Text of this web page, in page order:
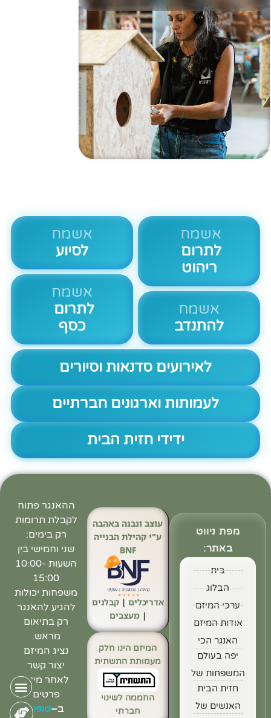
אשמח
לתרום
ריהוט
אשמח
להתנדב
אשמח
לסיוע
אשמח
לתרום
כסף
לאירועים סדנאות וסיורים
לעמותות וארגונים חברתיים
ידידי חזית הבית
מפת ניווט
באתר:
בית
הבלוג
ערכי המיזם
אודות המיזם
האנגר הכי
יפה בעולם
המשפחות של
חזית הבית
האנשים של
ההאנגר פתוח
לקבלת תרומות
רק בימים:
שני וחמישי בין
השעות 10:00-
15:00
משפחות יכולות
להגיע להאנגר
רק בתיאום
מראש.
נציג המיזם
יצור קשר
לאחר מילוי
פרטים
ב–טופס
עוצב ונבנה באהבה
ע"י קהילת הבנייה
BNF
אדריכלים | קבלנים
|מעצבים
המיזם הינו חלק
מעמותת התשתית
החממה לשינוי
חברתי